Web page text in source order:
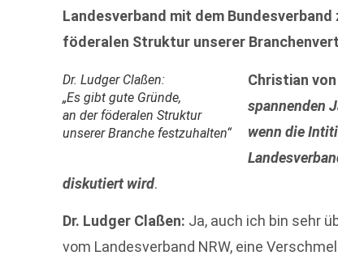
Landesverband mit dem Bundesverband
föderalen Struktur unserer
Dr. Ludger Claßen:
„Es gibt gute Gründe,
an der föderalen Struktur
unserer Branche festzuhalten“
Christian
spannenden
wenn die
diskutiert wird.
Dr. Ludger Claßen: Ja, auch ich bin sehr
vom Landesverband NRW, eine